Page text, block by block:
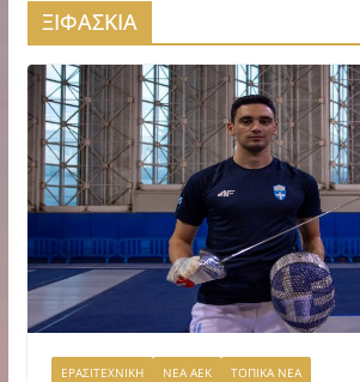
ΞΙΦΑΣΚΙΑ
ΕΡΑΣΙΤΕΧΝΙΚΗ ΝΕΑ ΑΕΚ ΤΟΠΙΚΑ ΝΕΑ